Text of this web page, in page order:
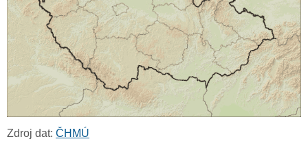
Zdroj dat: ČHMÚ